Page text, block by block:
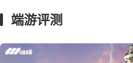
端游评测